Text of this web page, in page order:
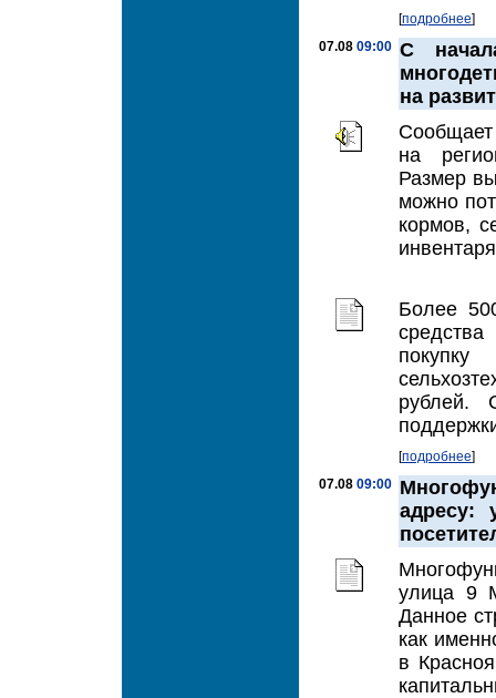
[подробнее]
07.08 09:00 С
на
Сообщает
на
Размер
можно
кормов,
Более
рублей.
[подробнее]
07.08 09:00
адресу:
улица 9
Данное
как
в